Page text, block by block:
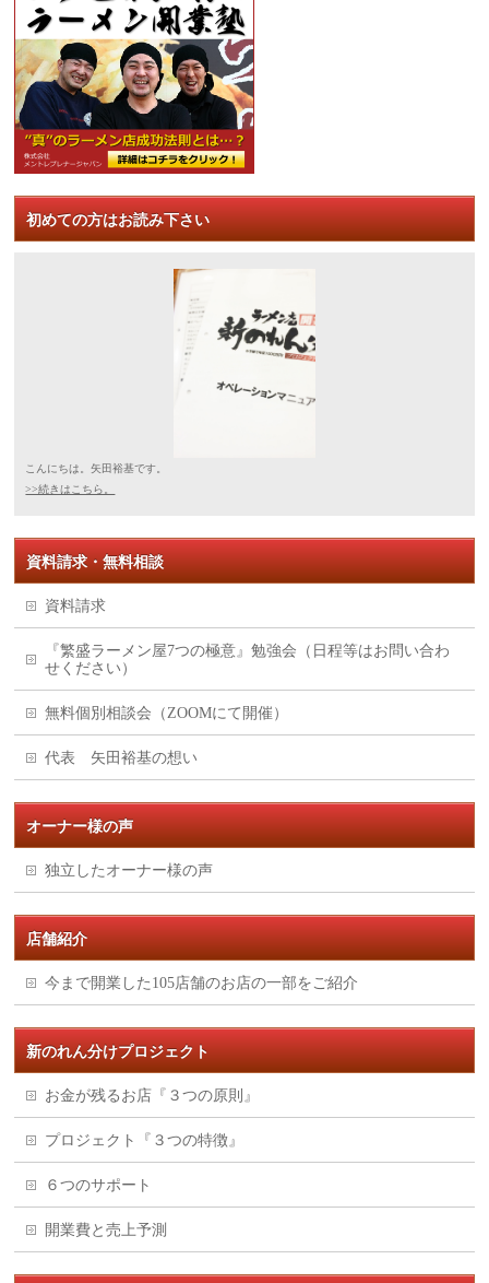
初めての方はお読み下さい
こんにちは。矢田裕基です。
>>続きはこちら。
資料請求・無料相談
資料請求
『繁盛ラーメン屋7つの極意』勉強会（日程等はお問い合わ
せください）
無料個別相談会（ZOOMにて開催）
代表 矢田裕基の想い
オーナー様の声
独立したオーナー様の声
店舗紹介
今まで開業した105店舗のお店の一部をご紹介
新のれん分けプロジェクト
お金が残るお店『３つの原則』
プロジェクト『３つの特徴』
６つのサポート
開業費と売上予測